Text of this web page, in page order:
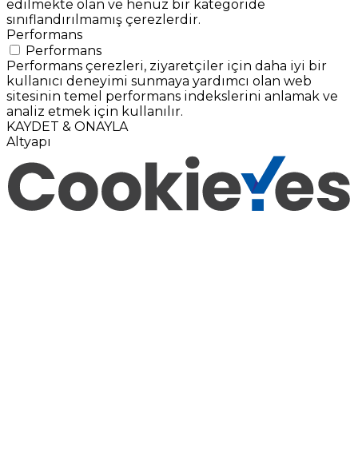
edilmekte olan ve henüz bir kategoride
sınıflandırılmamış çerezlerdir.
Performans
Performans
Performans çerezleri, ziyaretçiler için daha iyi bir
kullanıcı deneyimi sunmaya yardımcı olan web
sitesinin temel performans indekslerini anlamak ve
analiz etmek için kullanılır.
KAYDET & ONAYLA
Altyapı